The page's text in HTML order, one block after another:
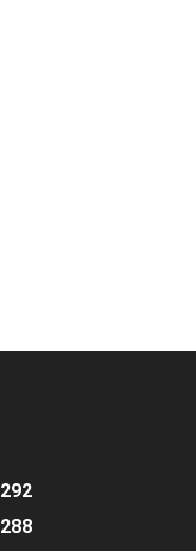
292
288